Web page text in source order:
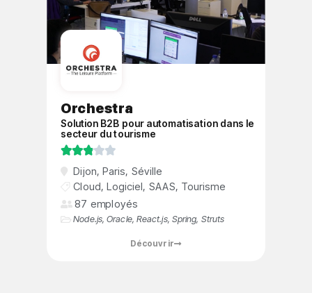
Orchestra
Solution B2B pour automatisation dans le
secteur du tourisme

Dijon, Paris, Séville
Cloud, Logiciel, SAAS, Tourisme
87 employés
Node.js,Oracle, React.js, Spring, Struts
Découvrir